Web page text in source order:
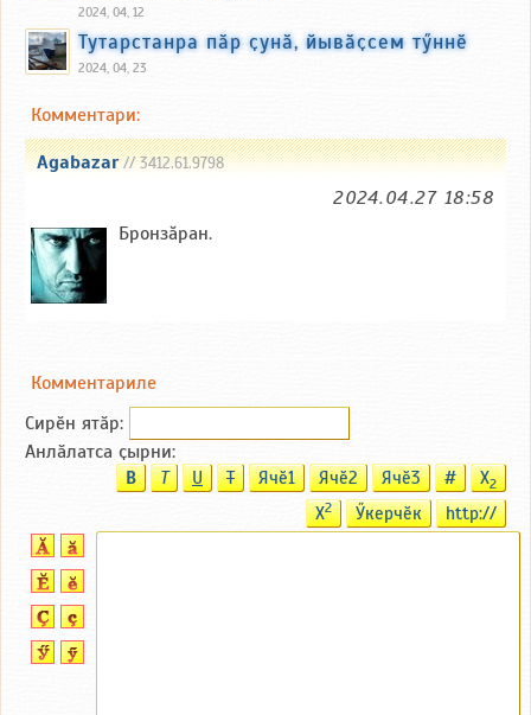
2024, 04, 12
Тутарстанра пӑр ҫунӑ, йывӑҫсем тӳннӗ
2024, 04, 23
Комментари:
Agabazar// 3412.61.9798
2024.04.27 18:58
Бронзăран.
Комментариле
Сирӗн ятӑp:
Анлӑлатса ҫырни:
B T U T Ячӗ1 Ячӗ2 Ячӗ3 # X2
X2 Ӳкерчӗк http://